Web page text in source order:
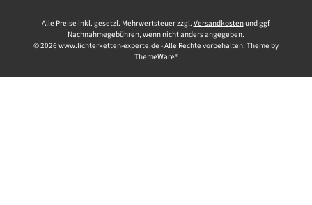
Alle Preise inkl. gesetzl. Mehrwertsteuer zzgl. Versandkostenund ggf.
Nachnahmegebühren, wenn nicht anders angegeben.
© 2026 www.lichterketten-experte.de - Alle Rechte vorbehalten. Theme by
ThemeWare®